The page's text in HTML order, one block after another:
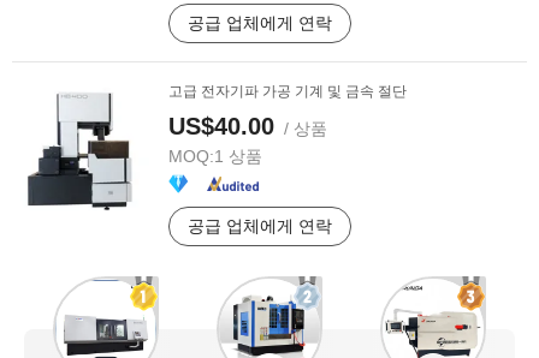
공급 업체에게 연락
고급 전자기파 가공 기계 및 금속 절단
US$40.00 / 상품
MOQ:1 상품
공급 업체에게 연락